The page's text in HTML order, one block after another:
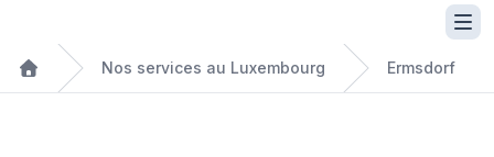
Nos services au Luxembourg Ermsdorf